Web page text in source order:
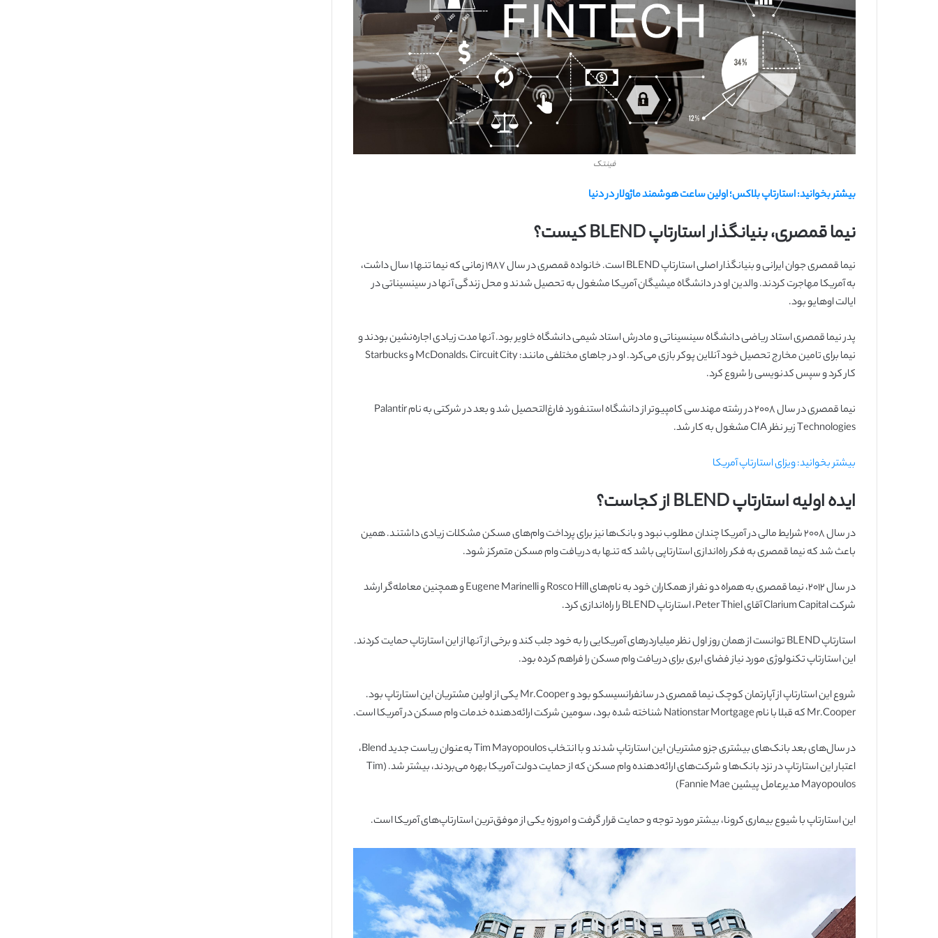
فینتک
بیشتر بخوانید: استارتاپ بلاکس؛ اولین ساعت هوشمند ماژولار در دنیا
نیما قمصری، بنیانگذار استارتاپ BLEND کیست؟
نیما قمصری جوان ایرانی و بنیانگذار اصلی استارتاپ BLEND است. خانواده قمصری در سال 1987 زمانی که نیما تنها 1 سال داشت،
به آمریکا مهاجرت کردند. والدین او در دانشگاه میشیگان آمریکا مشغول به تحصیل شدند و محل زندگی آنها در سینسیناتی در
ایالت اوهایو بود.
پدر نیما قمصری استاد ریاضی دانشگاه سینسیناتی و مادرش استاد شیمی دانشگاه خاویر بود. آنها مدت زیادی اجاره‌نشین بودند و
کار کرد و سپس کدنویسی را شروع کرد.
نیما قمصری در سال 2008 در رشته مهندسی کامپیوتر از دانشگاه استنفورد فارغ‌التحصیل شد و بعد در شرکتی به نام Palantir
Technologies زیر نظر CIA مشغول به کار شد.
بیشتر بخوانید: ویزای استارتاپ آمریکا
ایده اولیه استارتاپ BLEND از کجاست؟
در سال ۲۰۰۸ شرایط مالی در آمریکا چندان مطلوب نبود و بانک‌ها نیز برای پرداخت وام‌های مسکن مشکلات زیادی داشتند. همین
باعث شد که نیما قمصری به فکر راه‌اندازی استارتاپی باشد که تنها به دریافت وام مسکن متمرکز شود.
در سال 2012، نیما قمصری به همراه دو نفر از همکاران خود به نام‌های Rosco Hill و Eugene Marinelli و همچنین معامله‌گر ارشد
شرکت Clarium Capital آقای Peter Thiel، استارتاپ BLEND را راه‌اندازی کرد.
استارتاپ BLEND توانست از همان روز اول نظر میلیاردرهای آمریکایی را به خود جلب کند و برخی از آنها از این استارتاپ حمایت کردند.
این استارتاپ تکنولوژی مورد نیاز فضای ابری برای دریافت وام مسکن را فراهم کرده بود.
شروع این استارتاپ از آپارتمان کوچک نیما قمصری در سانفرانسیسکو بود و Mr.Cooper یکی از اولین مشتریان این استارتاپ بود.
Mr.Cooper که قبلا با نام Nationstar Mortgage شناخته شده بود، سومین شرکت ارائه‌دهنده خدمات وام مسکن در آمریکا است.
در سال‌های بعد بانک‌های بیشتری جزو مشتریان این استارتاپ شدند و با انتخاب Tim Mayopoulos به‌عنوان ریاست جدید Blend،
اعتبار این استارتاپ در نزد بانک‌ها و شرکت‌های ارائه‌دهنده وام مسکن که از حمایت دولت آمریکا بهره‌ می‌بردند، بیشتر شد. (Tim
Mayopoulos مدیرعامل پیشین Fannie Mae)
این استارتاپ با شیوع بیماری کرونا، بیشتر مورد توجه و حمایت قرار گرفت و امروزه یکی از موفق‌ترین استارتاپ‌های آمریکا است.